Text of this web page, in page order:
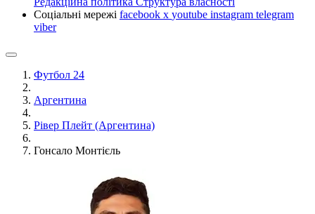
Соціальні мережі facebook x youtube instagram telegram
viber
Футбол 24
Аргентина
Рівер Плейт (Аргентина)
Гонсало Монтієль